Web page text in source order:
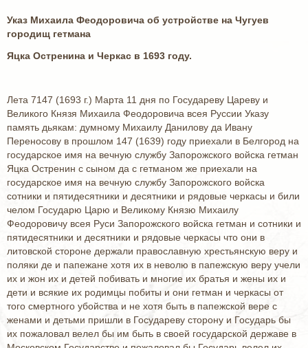
Указ Михаила Феодоровича об устройстве на Чугуев
городищ гетмана
Яцка Остренина и Черкас в 1693 году.
Лета 7147 (1693 г.) Марта 11 дня по Государеву Цареву и
Великого Князя Михаила Феодоровича всея Руссии Указу
память дьякам: думному Михаилу Данилову да Ивану
Переносову в прошлом 147 (1639) году приехали в Белгород на
государское имя на вечную службу Запорожского войска гетман
Яцка Остренин с сыном да с гетманом же приехали на
государское имя на вечную службу Запорожского войска
сотники и пятидесятники и десятники и рядовые черкасы и били
челом Государю Царю и Великому Князю Михаилу
Феодоровичу всея Руси Запорожского войска гетман и сотники и
пятидесятники и десятники и рядовые черкасы что они в
литовской стороне держали православную хрестьянскую веру и
поляки де и папежане хотя их в неволю в папежскую веру учели
их и жон их и детей побивать и многие их братья и жены их и
дети и всякие их родимцы побиты и они гетман и черкасы от
того смертного убойства и не хотя быть в папежской вере с
женами и детьми пришли в Государеву сторону и Государь бы
их пожаловал велел бы им быть в своей государской державе в